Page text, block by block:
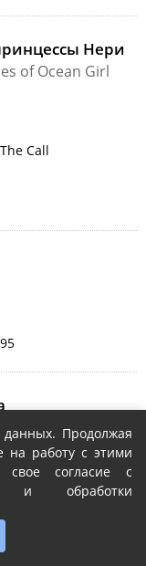
Нери
of Ocean Girl
Call
and the Pop Star
данных. Продолжая
на работу с этими
свое согласие с
обработки